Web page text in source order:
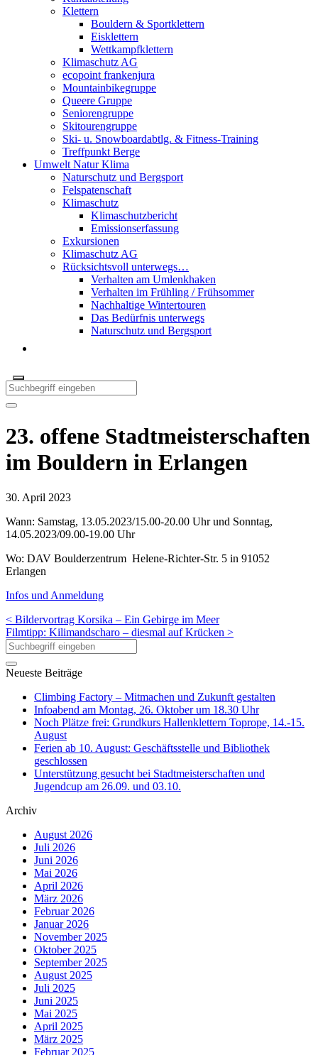
Klettern
Bouldern & Sportklettern
Eisklettern
Wettkampfklettern
Klimaschutz AG
ecopoint frankenjura
Mountainbikegruppe
Queere Gruppe
Seniorengruppe
Skitourengruppe
Ski- u. Snowboardabtlg. & Fitness-Training
Treffpunkt Berge
Umwelt Natur Klima
Naturschutz und Bergsport
Felspatenschaft
Klimaschutz
Klimaschutzbericht
Emissionserfassung
Exkursionen
Klimaschutz AG
Rücksichtsvoll unterwegs…
Verhalten am Umlenkhaken
Verhalten im Frühling / Frühsommer
Nachhaltige Wintertouren
Das Bedürfnis unterwegs
Naturschutz und Bergsport
23. offene Stadtmeisterschaften
im Bouldern in Erlangen
30. April 2023
Wann: Samstag, 13.05.2023/15.00-20.00 Uhr und Sonntag,
14.05.2023/09.00-19.00 Uhr
Wo: DAV Boulderzentrum Helene-Richter-Str. 5 in 91052
Erlangen
Infos und Anmeldung
< Bildervortrag Korsika – Ein Gebirge im Meer
Filmtipp: Kilimandscharo – diesmal auf Krücken >
Neueste Beiträge
Climbing Factory – Mitmachen und Zukunft gestalten
Infoabend am Montag, 26. Oktober um 18.30 Uhr
Noch Plätze frei: Grundkurs Hallenklettern Toprope, 14.-15.
August
Ferien ab 10. August: Geschäftsstelle und Bibliothek
geschlossen
Unterstützung gesucht bei Stadtmeisterschaften und
Jugendcup am 26.09. und 03.10.
Archiv
August 2026
Juli 2026
Juni 2026
Mai 2026
April 2026
März 2026
Februar 2026
Januar 2026
November 2025
Oktober 2025
September 2025
August 2025
Juli 2025
Juni 2025
Mai 2025
April 2025
März 2025
Februar 2025